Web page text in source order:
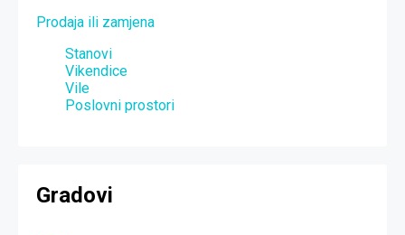
Prodaja ili zamjena
Stanovi
Vikendice
Vile
Poslovni prostori
Gradovi